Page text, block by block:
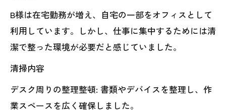
B様は在宅勤務が増え、自宅の一部をオフィスとして
利用しています。しかし、仕事に集中するためには清
潔で整った環境が必要だと感じていました。
清掃内容
デスク周りの整理整頓: 書類やデバイスを整理し、作
業スペースを広く確保しました。